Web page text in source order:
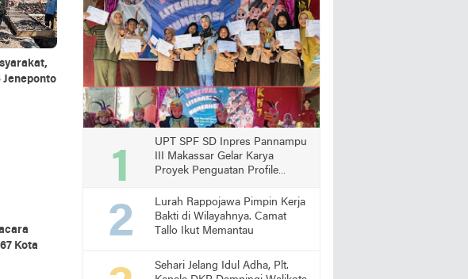
Jeneponto
Kota
UPT SPF SD Inpres Pannampu
III Makassar Gelar Karya
Proyek Penguatan Profile
Lurah Rappojawa Pimpin Kerja
Bakti di Wilayahnya. Camat
Tallo Ikut Memantau
Sehari Jelang Idul Adha, Plt.